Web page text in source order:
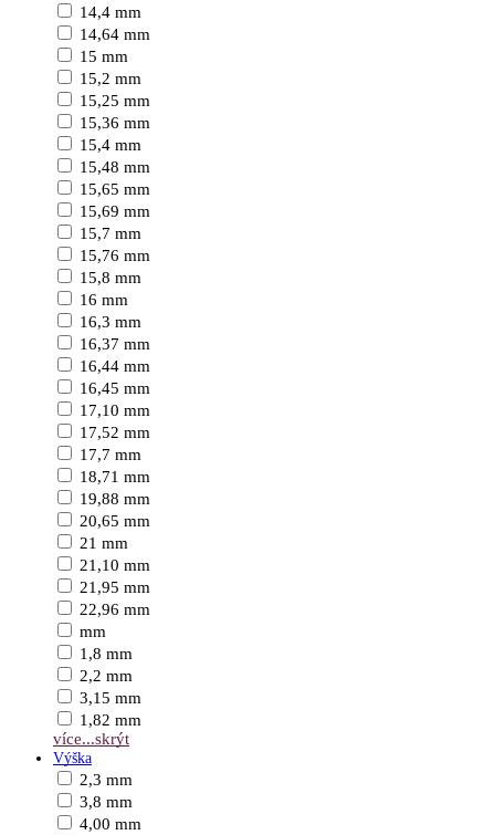
14,4 mm
14,64 mm
15 mm
15,2 mm
15,25 mm
15,36 mm
15,4 mm
15,48 mm
15,65 mm
15,69 mm
15,7 mm
15,76 mm
15,8 mm
16 mm
16,3 mm
16,37 mm
16,44 mm
16,45 mm
17,10 mm
17,52 mm
17,7 mm
18,71 mm
19,88 mm
20,65 mm
21 mm
21,10 mm
21,95 mm
22,96 mm
mm
1,8 mm
2,2 mm
3,15 mm
1,82 mm
více...skrýt
Výška
2,3 mm
3,8 mm
4,00 mm